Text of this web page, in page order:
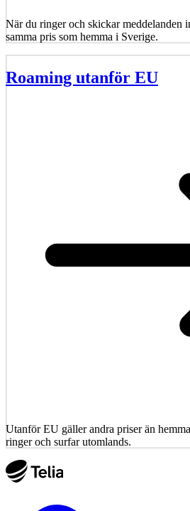
När du ringer och skickar meddelanden
samma pris som hemma i Sverige.
Roaming utanför EU
Utanför EU gäller andra priser än
ringer och surfar utomlands.